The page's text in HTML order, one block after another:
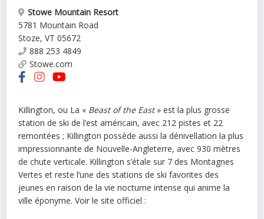
Stowe Mountain Resort
5781 Mountain Road
Stoze, VT 05672
888 253 4849
Stowe.com
Killington, ou La « Beast of the East» est la plus grosse
station de ski de l’est américain, avec 212 pistes et 22
remontées ; Killington possède aussi la dénivellation la plus
impressionnante de Nouvelle-Angleterre, avec 930 mètres
de chute verticale. Killington s’étale sur 7 des Montagnes
Vertes et reste l’une des stations de ski favorites des
jeunes en raison de la vie nocturne intense qui anime la
ville éponyme. Voir le site officiel :